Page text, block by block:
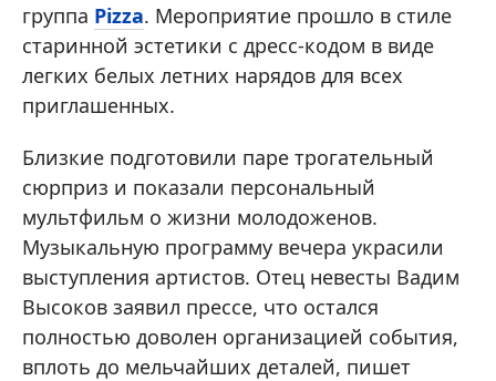
группа Pizza. Мероприятие прошло в стиле
старинной эстетики с дресс-кодом в виде
легких белых летних нарядов для всех
приглашенных.
Близкие подготовили паре трогательный
сюрприз и показали персональный
мультфильм о жизни молодоженов.
Музыкальную программу вечера украсили
выступления артистов. Отец невесты Вадим
Высоков заявил прессе, что остался
полностью доволен организацией события,
вплоть до мельчайших деталей, пишет